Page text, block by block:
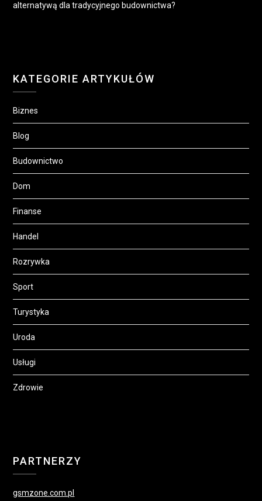
alternatywą dla tradycyjnego budownictwa?
KATEGORIE ARTYKUŁÓW
Biznes
Blog
Budownictwo
Dom
Finanse
Handel
Rozrywka
Sport
Turystyka
Uroda
Usługi
Zdrowie
PARTNERZY
gsmzone.com.pl